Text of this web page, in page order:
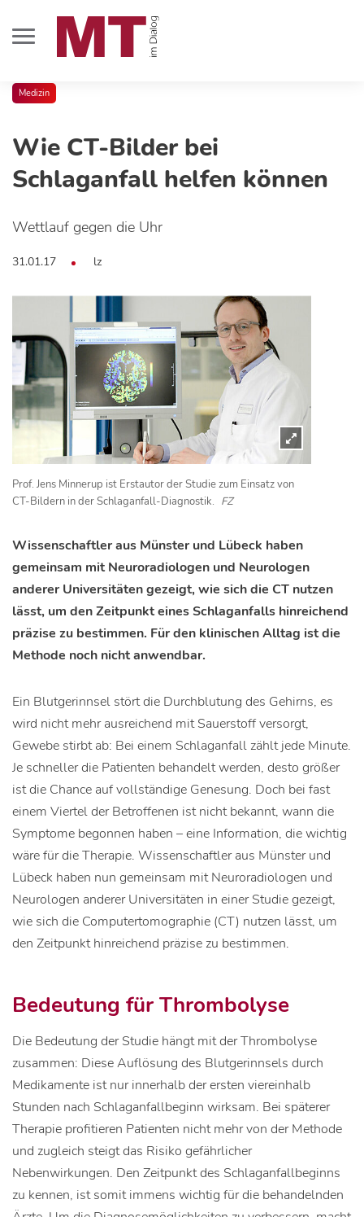
Medizin
Wie CT-Bilder bei
Schlaganfall helfen können
Wettlauf gegen die Uhr
31.01.17 lz
Prof. Jens Minnerup ist Erstautor der Studie zum Einsatz von
CT-Bildern in der Schlaganfall-Diagnostik. FZ
Wissenschaftler aus Münster und Lübeck haben
gemeinsam mit Neuroradiologen und Neurologen
anderer Universitäten gezeigt, wie sich die CT nutzen
lässt, um den Zeitpunkt eines Schlaganfalls hinreichend
präzise zu bestimmen. Für den klinischen Alltag ist die
Methode noch nicht anwendbar.
Ein Blutgerinnsel stört die Durchblutung des Gehirns, es
wird nicht mehr ausreichend mit Sauerstoff versorgt,
Gewebe stirbt ab: Bei einem Schlaganfall zählt jede Minute.
Je schneller die Patienten behandelt werden, desto größer
ist die Chance auf vollständige Genesung. Doch bei fast
einem Viertel der Betroffenen ist nicht bekannt, wann die
Symptome begonnen haben – eine Information, die wichtig
wäre für die Therapie. Wissenschaftler aus Münster und
Lübeck haben nun gemeinsam mit Neuroradiologen und
Neurologen anderer Universitäten in einer Studie gezeigt,
wie sich die Computertomographie (CT) nutzen lässt, um
den Zeitpunkt hinreichend präzise zu bestimmen.
Bedeutung für Thrombolyse
Die Bedeutung der Studie hängt mit der Thrombolyse
zusammen: Diese Auflösung des Blutgerinnsels durch
Medikamente ist nur innerhalb der ersten viereinhalb
Stunden nach Schlaganfallbeginn wirksam. Bei späterer
Therapie profitieren Patienten nicht mehr von der Methode
und zugleich steigt das Risiko gefährlicher
Nebenwirkungen. Den Zeitpunkt des Schlaganfallbeginns
zu kennen, ist somit immens wichtig für die behandelnden